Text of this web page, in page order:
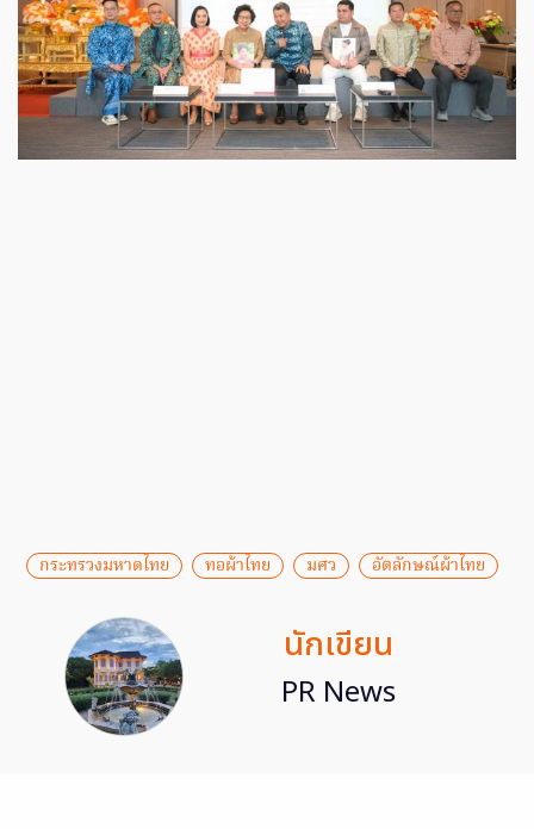
กระทรวงมหาดไทย ทอผ้าไทย มศว อัตลักษณ์ผ้าไทย
นักเขียน
PR News